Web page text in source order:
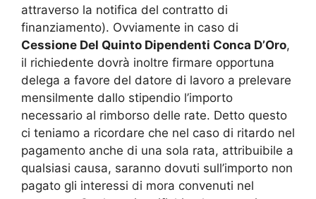
attraverso la notifica del contratto di
finanziamento). Ovviamente in caso di
Cessione Del Quinto Dipendenti Conca D’Oro,
il richiedente dovrà inoltre firmare opportuna
delega a favore del datore di lavoro a prelevare
mensilmente dallo stipendio l’importo
necessario al rimborso delle rate. Detto questo
ci teniamo a ricordare che nel caso di ritardo nel
pagamento anche di una sola rata, attribuibile a
qualsiasi causa, saranno dovuti sull’importo non
pagato gli interessi di mora convenuti nel